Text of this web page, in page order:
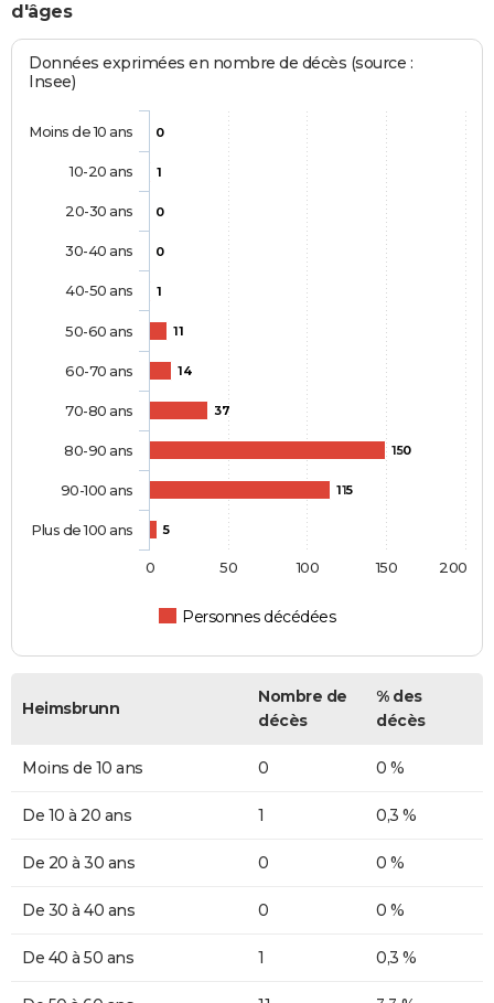
d'âges
Données exprimées en nombre de décès (source :
Insee)
0
1
0
0
1
11
14
37
150
115
5
Personnes décédées
Moins de 10 ans
10-20 ans
20-30 ans
30-40 ans
40-50 ans
50-60 ans
60-70 ans
70-80 ans
80-90 ans
90-100 ans
Plus de 100 ans
0 50 100 150 200
Heimsbrunn
Nombre de
décès
% des
décès
Moins de 10 ans 0 0 %
De 10 à 20 ans 1 0,3 %
De 20 à 30 ans 0 0 %
De 30 à 40 ans 0 0 %
De 40 à 50 ans 1 0,3 %